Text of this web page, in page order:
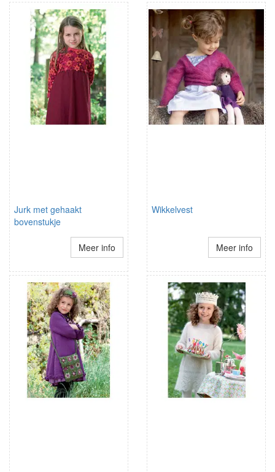
Jurk met gehaakt
bovenstukje
Meer info
Wikkelvest
Meer info